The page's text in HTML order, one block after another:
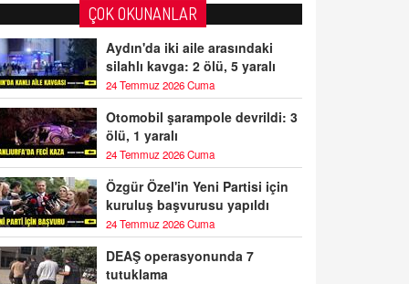
ÇOK OKUNANLAR
Aydın'da iki aile arasındaki
silahlı kavga: 2 ölü, 5 yaralı
24 Temmuz 2026 Cuma
Otomobil şarampole devrildi: 3
ölü, 1 yaralı
24 Temmuz 2026 Cuma
Özgür Özel'in Yeni Partisi için
kuruluş başvurusu yapıldı
24 Temmuz 2026 Cuma
DEAŞ operasyonunda 7
tutuklama